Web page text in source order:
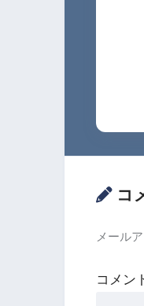
コ
メール
コメン